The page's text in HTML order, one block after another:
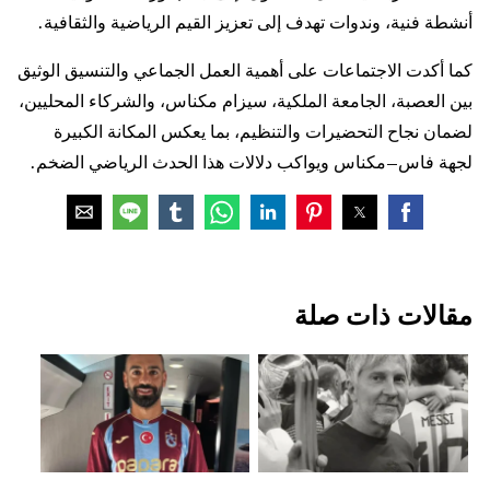
أنشطة فنية، وندوات تهدف إلى تعزيز القيم الرياضية والثقافية.
كما أكدت الاجتماعات على أهمية العمل الجماعي والتنسيق الوثيق
بين العصبة، الجامعة الملكية، سيزام مكناس، والشركاء المحليين،
لضمان نجاح التحضيرات والتنظيم، بما يعكس المكانة الكبيرة
لجهة فاس–مكناس ويواكب دلالات هذا الحدث الرياضي الضخم.
مقالات ذات صلة